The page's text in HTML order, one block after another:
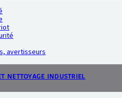
avertisseurs
NETTOYAGE INDUSTRIEL